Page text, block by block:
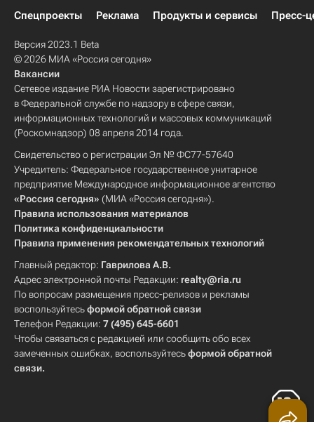
Спецпроекты
Реклама Продукты и сервисы Пресс-
Версия 2023.1 Beta
© 2026 МИА «Россия сегодня»
Вакансии
Сетевое издание РИА Новости зарегистрировано
в Федеральной службе по надзору в сфере связи,
информационных технологий и массовых коммуникаций
(Роскомнадзор) 08 апреля 2014 года.
Свидетельство о регистрации Эл № ФС77-57640
Учредитель: Федеральное государственное унитарное
предприятие Международное информационное агентство
«Россия сегодня» (МИА «Россия сегодня»).
Правила использования материалов
Политика конфиденциальности
Правила применения рекомендательных технологий
Главный редактор: Гаврилова А.В.
Адрес электронной почты Редакции: realty@ria.ru
По вопросам размещения пресс-релизов и рекламы
воспользуйтесьформой обратной связи
Телефон Редакции: 7 (495) 645-6601
Чтобы связаться с редакцией или сообщить обо всех
замеченных ошибках, воспользуйтесьформой обратной
связи.